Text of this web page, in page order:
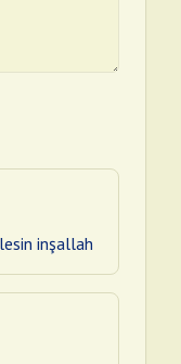
inşallah